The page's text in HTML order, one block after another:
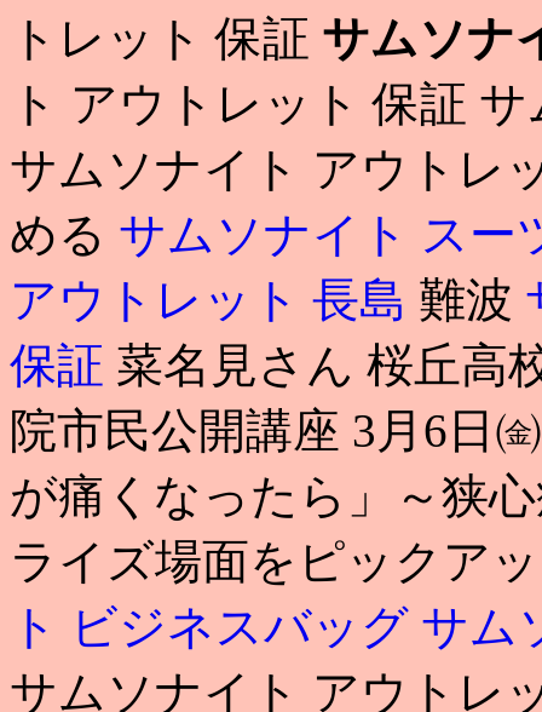
トレット 保証 サムソナ
ト アウトレット 保証
サムソナイト アウトレ
める サムソナイト スー
アウトレット 長島 難波
保証 菜名見さん 桜丘高
院市民公開講座 3月6日
が痛くなったら」～狭
ライズ場面をピックア
ト ビジネスバッグ サム
サムソナイト アウトレ